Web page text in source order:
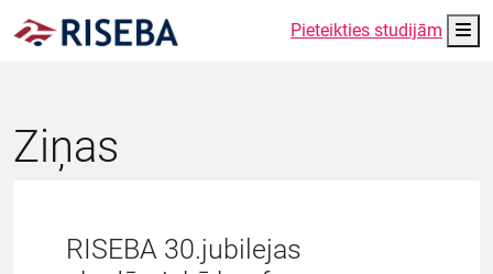
Pieteikties studijām
Ziņas
RISEBA 30.jubilejas